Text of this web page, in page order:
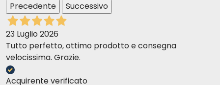
Precedente
Successivo
23 Luglio 2026
Tutto perfetto, ottimo prodotto e consegna
velocissima. Grazie.
Acquirente verificato